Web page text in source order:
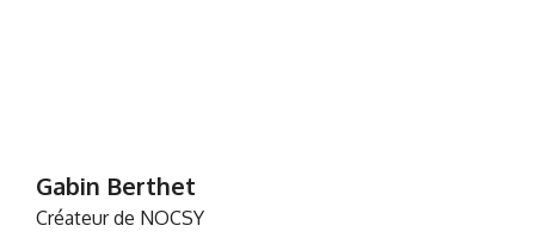
Gabin Berthet
Créateur de NOCSY